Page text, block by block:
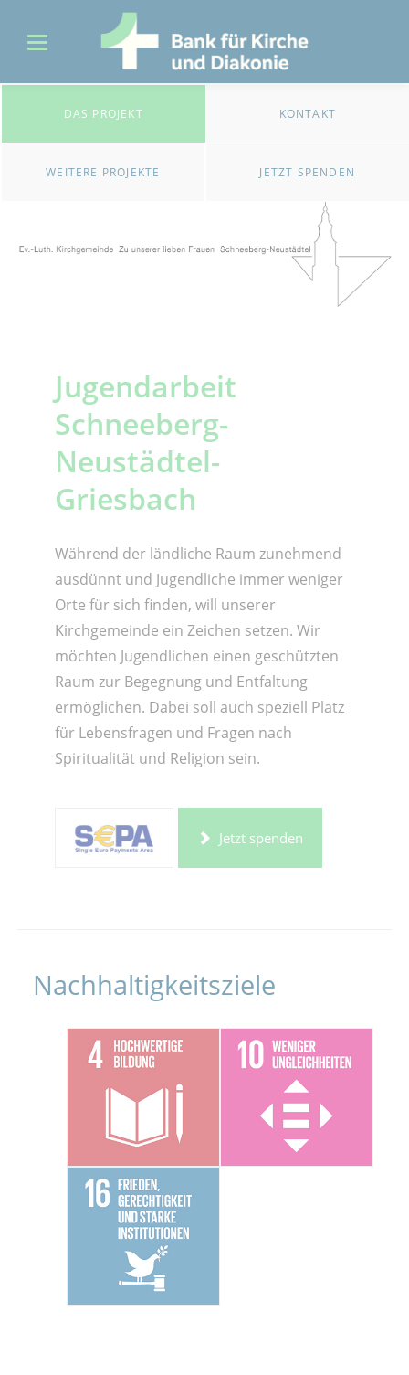
DAS PROJEKT KONTAKT
WEITERE PROJEKTE JETZT SPENDEN
Jugendarbeit
Schneeberg-
Neustädtel-
Griesbach
Während der ländliche Raum zunehmend
ausdünnt und Jugendliche immer weniger
Orte für sich finden, will unserer
Kirchgemeinde ein Zeichen setzen. Wir
möchten Jugendlichen einen geschützten
Raum zur Begegnung und Entfaltung
ermöglichen. Dabei soll auch speziell Platz
für Lebensfragen und Fragen nach
Spiritualität und Religion sein.
Jetzt spenden
Nachhaltigkeitsziele